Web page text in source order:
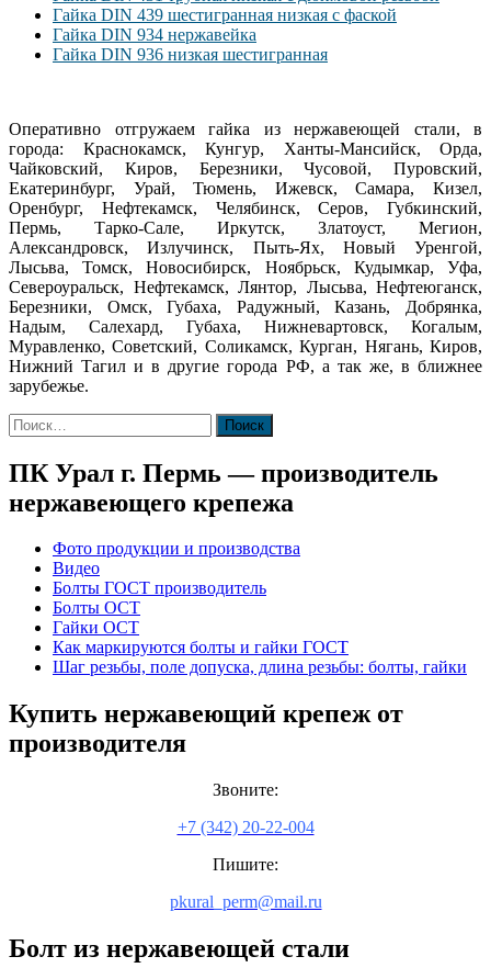
Гайка DIN 439 шестигранная низкая с фаской
Гайка DIN 934 нержавейка
Гайка DIN 936 низкая шестигранная
Оперативно отгружаем гайка из нержавеющей стали, в
города: Краснокамск, Кунгур, Ханты-Мансийск, Орда,
Чайковский, Киров, Березники, Чусовой, Пуровский,
Екатеринбург, Урай, Тюмень, Ижевск, Самара, Кизел,
Оренбург, Нефтекамск, Челябинск, Серов, Губкинский,
Пермь, Тарко-Сале, Иркутск, Златоуст, Мегион,
Александровск, Излучинск, Пыть-Ях, Новый Уренгой,
Лысьва, Томск, Новосибирск, Ноябрьск, Кудымкар, Уфа,
Североуральск, Нефтекамск, Лянтор, Лысьва, Нефтеюганск,
Березники, Омск, Губаха, Радужный, Казань, Добрянка,
Надым, Салехард, Губаха, Нижневартовск, Когалым,
Муравленко, Советский, Соликамск, Курган, Нягань, Киров,
Нижний Тагил и в другие города РФ, а так же, в ближнее
зарубежье.
Найти:
ПК Урал г. Пермь — производитель
нержавеющего крепежа
Фото продукции и производства
Видео
Болты ГОСТ производитель
Болты ОСТ
Гайки ОСТ
Как маркируются болты и гайки ГОСТ
Шаг резьбы, поле допуска, длина резьбы: болты, гайки
Купить нержавеющий крепеж от
производителя
Звоните:
+7 (342) 20-22-004
Пишите:
pkural_perm@mail.ru
Болт из нержавеющей стали